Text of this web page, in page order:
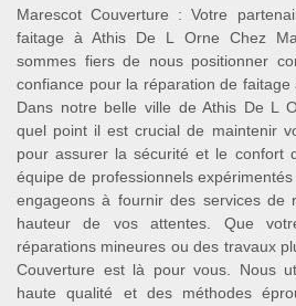
Marescot Couverture : Votre
faitage à Athis De L Orne Chez
sommes fiers de nous positionner
confiance pour la réparation de faitage
Dans notre belle ville de Athis De L
quel point il est crucial de maintenir
pour assurer la sécurité et le confort
équipe de professionnels
engageons à fournir des services de
hauteur de vos attentes. Que
réparations mineures ou des travaux
Couverture est là pour vous. Nous
haute qualité et des méthodes